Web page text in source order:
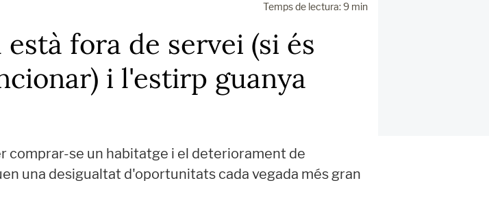
Temps de lectura: 9 min
fora de servei (si és
i l'estirp guanya
comprar-se un habitatge i el deteriorament de
una desigualtat d'oportunitats cada vegada més gran